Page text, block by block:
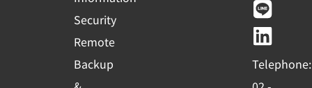
Security
Remote
Backup
e
b
o
o
t
u
b
e
e
k
e
d
i
Telephone: